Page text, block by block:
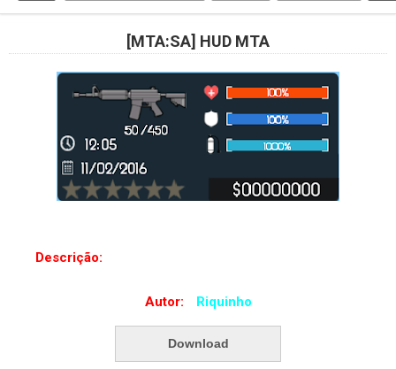
[MTA:SA] HUD MTA
Descrição:
Autor: Riquinho
Download